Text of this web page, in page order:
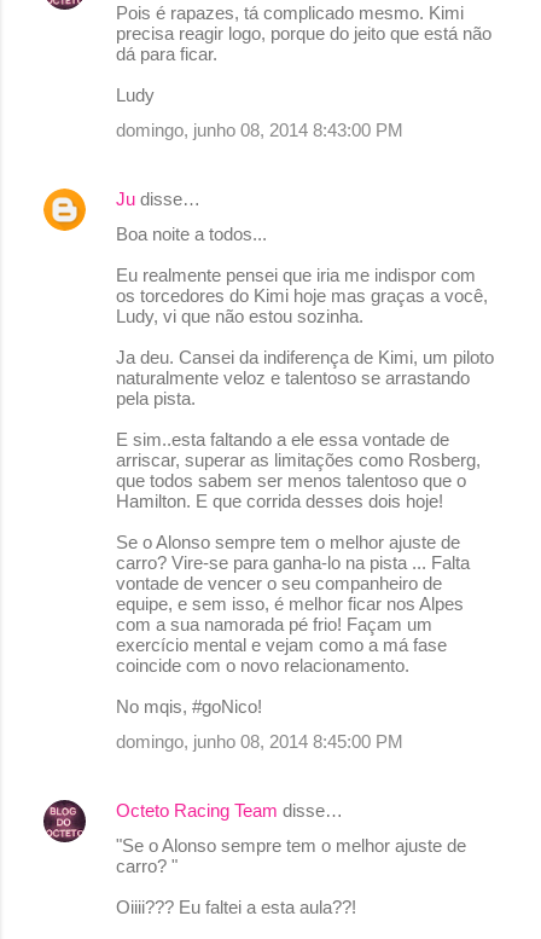
Pois é rapazes, tá complicado mesmo. Kimi
precisa reagir logo, porque do jeito que está não
dá para ficar.
Ludy
domingo, junho 08, 2014 8:43:00 PM
Ju disse…
Boa noite a todos...
Eu realmente pensei que iria me indispor com
os torcedores do Kimi hoje mas graças a você,
Ludy, vi que não estou sozinha.
Ja deu. Cansei da indiferença de Kimi, um piloto
naturalmente veloz e talentoso se arrastando
pela pista.
E sim..esta faltando a ele essa vontade de
arriscar, superar as limitações como Rosberg,
que todos sabem ser menos talentoso que o
Hamilton. E que corrida desses dois hoje!
Se o Alonso sempre tem o melhor ajuste de
carro? Vire-se para ganha-lo na pista ... Falta
vontade de vencer o seu companheiro de
equipe, e sem isso, é melhor ficar nos Alpes
com a sua namorada pé frio! Façam um
exercício mental e vejam como a má fase
coincide com o novo relacionamento.
No mqis, #goNico!
domingo, junho 08, 2014 8:45:00 PM
Octeto Racing Team disse…
"Se o Alonso sempre tem o melhor ajuste de
carro? "
Oiiii??? Eu faltei a esta aula??!